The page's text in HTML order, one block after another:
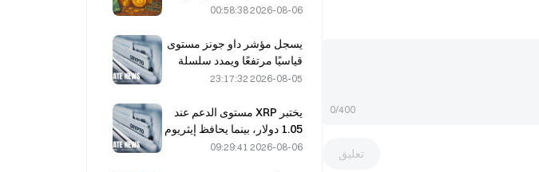
0/400
تعليق
Coldcard عدد المحافظ
في ثلاثة أشهر.
2026-08-06 00:58:38
يسجل مؤشر داو جونز مستوى
قياسيًا مرتفعًا ويمدد سلسلة
مكاسبه لليوم الخامس على
واستثمارات الذكاء الاصطناعي
تقود المكاسب
2026-08-05 23:17:32
يختبر XRP مستوى الدعم عند
1.05 دولار، بينما يحافظ إيثريوم
على مستوى 1,908 دولارات
2026-08-06 09:29:41